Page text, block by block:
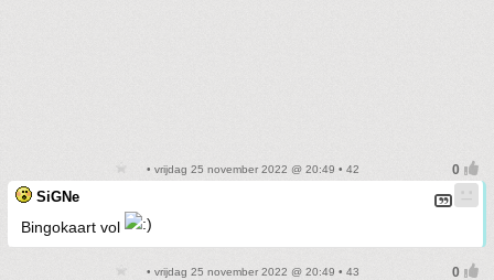
• vrijdag 25 november 2022 @ 20:49 • 42
SiGNe
Bingokaart vol
• vrijdag 25 november 2022 @ 20:49 • 43